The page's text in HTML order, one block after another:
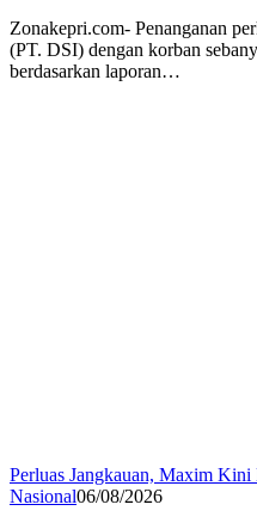
Zonakepri.com- Penanganan
(PT. DSI) dengan korban
berdasarkan laporan…
Perluas Jangkauan, Maxim
Nasional06/08/2026